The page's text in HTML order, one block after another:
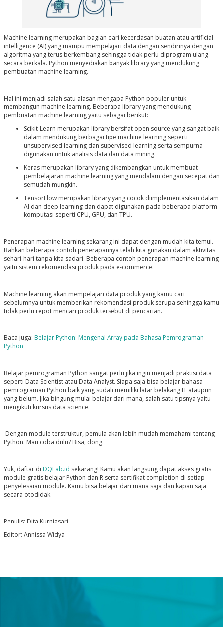
Machine learning merupakan bagian dari kecerdasan buatan atau artificial
intelligence (AI) yang mampu mempelajari data dengan sendirinya dengan
algoritma yang terus berkembang sehingga tidak perlu diprogram ulang
secara berkala. Python menyediakan banyak library yang mendukung
pembuatan machine learning.
Hal ini menjadi salah satu alasan mengapa Python populer untuk
membangun machine learning. Beberapa library yang mendukung
pembuatan machine learning yaitu sebagai berikut:
Scikit-Learn merupakan library bersifat open source yang sangat baik
dalam mendukung berbagai tipe machine learning seperti
unsupervised learning dan supervised learning serta sempurna
digunakan untuk analisis data dan data mining.
Keras merupakan library yang dikembangkan untuk membuat
pembelajaran machine learning yang mendalam dengan secepat dan
semudah mungkin.
TensorFlow merupakan library yang cocok diimplementasikan dalam
AI dan deep learning dan dapat digunakan pada beberapa platform
komputasi seperti CPU, GPU, dan TPU.
Penerapan machine learning sekarang ini dapat dengan mudah kita temui.
Bahkan beberapa contoh penerapannya telah kita gunakan dalam aktivitas
sehari-hari tanpa kita sadari. Beberapa contoh penerapan machine learning
yaitu sistem rekomendasi produk pada e-commerce.
Machine learning akan mempelajari data produk yang kamu cari
sebelumnya untuk memberikan rekomendasi produk serupa sehingga kamu
tidak perlu repot mencari produk tersebut di pencarian.
Baca juga: Belajar Python: Mengenal Array pada Bahasa Pemrograman
Python
Belajar pemrograman Python sangat perlu jika ingin menjadi praktisi data
seperti Data Scientist atau Data Analyst. Siapa saja bisa belajar bahasa
pemrograman Python baik yang sudah memiliki latar belakang IT ataupun
yang belum. Jika bingung mulai belajar dari mana, salah satu tipsnya yaitu
mengikuti kursus data science.
Dengan module terstruktur, pemula akan lebih mudah memahami tentang
Python. Mau coba dulu? Bisa, dong.
Yuk, daftar di DQLab.id sekarang! Kamu akan langsung dapat akses gratis
module gratis belajar Python dan R serta sertifikat completion di setiap
penyelesaian module. Kamu bisa belajar dari mana saja dan kapan saja
secara otodidak.
Penulis: Dita Kurniasari
Editor: Annissa Widya